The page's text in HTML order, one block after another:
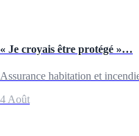
« Je croyais être protégé »…
Assurance habitation et
4 Août